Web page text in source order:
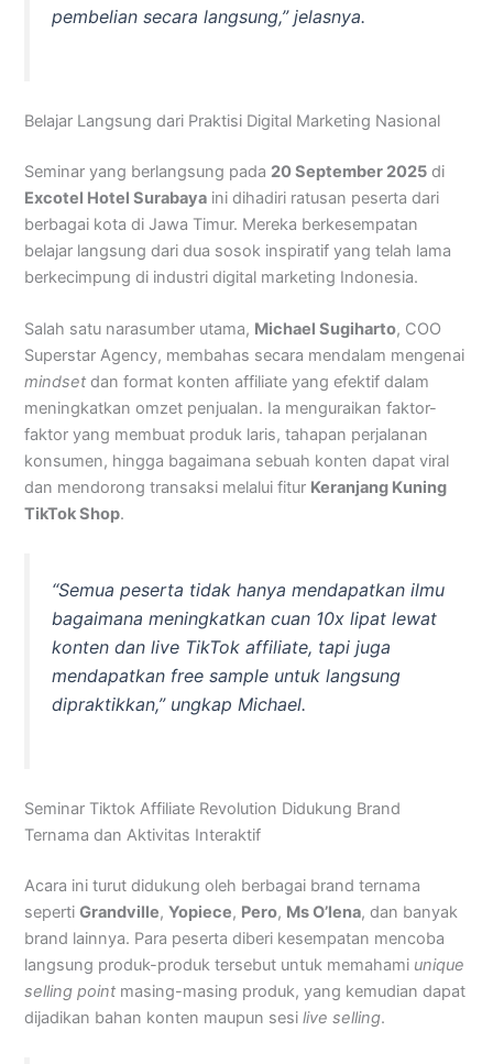
pembelian secara langsung,” jelasnya.
Belajar Langsung dari Praktisi Digital Marketing Nasional
Seminar yang berlangsung pada 20 September 2025 di
Excotel Hotel Surabaya ini dihadiri ratusan peserta dari
berbagai kota di Jawa Timur. Mereka berkesempatan
belajar langsung dari dua sosok inspiratif yang telah lama
berkecimpung di industri digital marketing Indonesia.
Salah satu narasumber utama, Michael Sugiharto, COO
Superstar Agency, membahas secara mendalam mengenai
mindset dan format konten affiliate yang efektif dalam
meningkatkan omzet penjualan. Ia menguraikan faktor-
faktor yang membuat produk laris, tahapan perjalanan
konsumen, hingga bagaimana sebuah konten dapat viral
dan mendorong transaksi melalui fitur Keranjang Kuning
TikTok Shop.
“Semua peserta tidak hanya mendapatkan ilmu
bagaimana meningkatkan cuan 10x lipat lewat
konten dan live TikTok affiliate, tapi juga
mendapatkan free sample untuk langsung
dipraktikkan,” ungkap Michael.
Seminar Tiktok Affiliate Revolution Didukung Brand
Ternama dan Aktivitas Interaktif
Acara ini turut didukung oleh berbagai brand ternama
sepertiGrandville,Yopiece, Pero, Ms O’lena, dan banyak
brand lainnya. Para peserta diberi kesempatan mencoba
langsung produk-produk tersebut untuk memahami unique
selling point masing-masing produk, yang kemudian dapat
dijadikan bahan konten maupun sesilive selling.